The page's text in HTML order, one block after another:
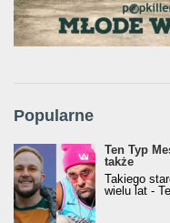
Popularne
Ten Typ
także
Takiego
wielu lat -